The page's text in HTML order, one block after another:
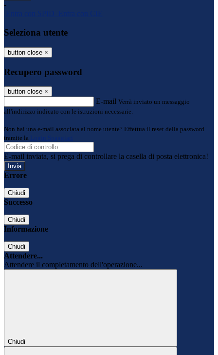
-
Entra con SPID
Entra con CIE
Seleziona utente
button close ×
Recupero password
button close ×
E-mail Verrà inviato un messaggio
all'indirizzo indicato con le istruzioni necessarie.
Non hai una e-mail associata al nome utente? Effettua il reset della password
tramite la
Login Spaggiari
E-mail inviata, si prega di controllare la casella di posta elettronica!
Errore
Chiudi
Successo
Chiudi
Informazione
Chiudi
Attendere...
Attendere il completamento dell'operazione...
Chiudi